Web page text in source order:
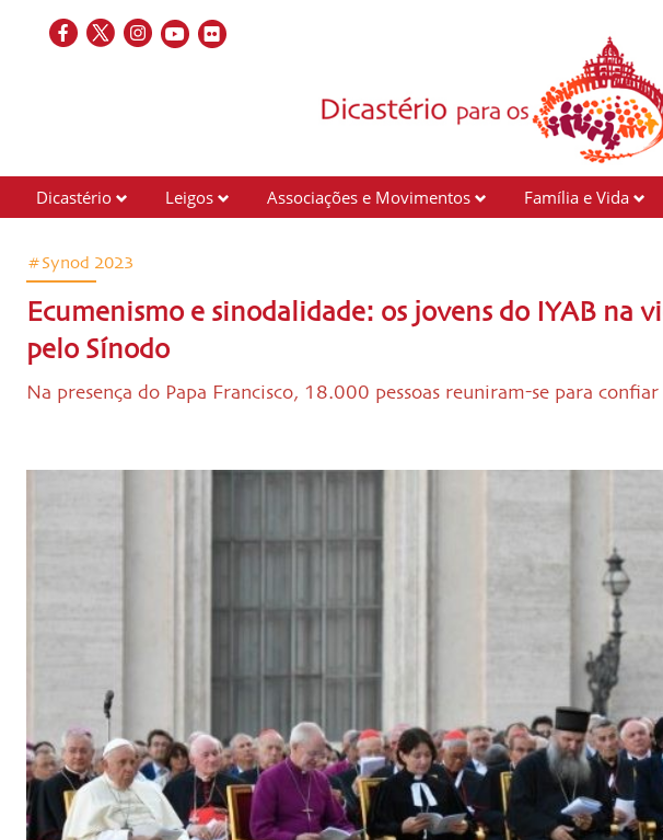
Dicastério Leigos Associações e Movimentos Família e Vida
#Synod 2023
Ecumenismo e sinodalidade: os jovens do IYAB na
pelo Sínodo
Na presença do Papa Francisco, 18.000 pessoas reuniram-se para